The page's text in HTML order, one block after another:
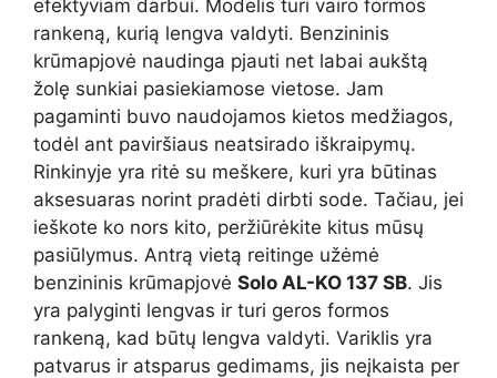
efektyviam darbui. Modelis turi vairo formos
rankeną, kurią lengva valdyti. Benzininis
krūmapjovė naudinga pjauti net labai aukštą
žolę sunkiai pasiekiamose vietose. Jam
pagaminti buvo naudojamos kietos medžiagos,
todėl ant paviršiaus neatsirado iškraipymų.
Rinkinyje yra ritė su meškere, kuri yra būtinas
aksesuaras norint pradėti dirbti sode. Tačiau, jei
ieškote ko nors kito, peržiūrėkite kitus mūsų
pasiūlymus. Antrą vietą reitinge užėmė
benzininis krūmapjovė Solo AL-KO 137 SB. Jis
yra palyginti lengvas ir turi geros formos
rankeną, kad būtų lengva valdyti. Variklis yra
patvarus ir atsparus gedimams, jis neįkaista per